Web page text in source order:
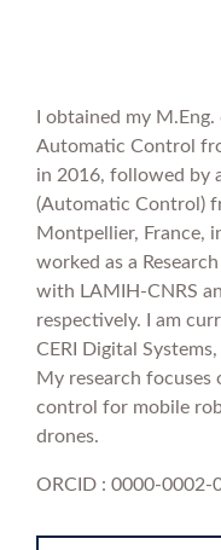
I obtained my
Automatic Control
in 2016, followed by
(Automatic Control)
Montpellier, France,
worked as a
with LAMIH-CNRS
respectively. I am
CERI Digital
My research focuses
control for mobile
drones.
ORCID : 0000-0002-